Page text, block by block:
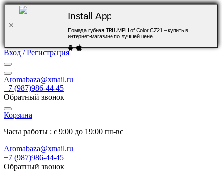
Install App
Помада губная TRIUMPH of Color CZ21 – купить в
интернет-магазине по лучшей цене
Вход / Регистрация
Aromabaza@xmail.ru
+7 (987)986-44-45
Обратный звонок
Корзина
Часы работы : с 9:00 до 19:00 пн-вс
Aromabaza@xmail.ru
+7 (987)986-44-45
Обратный звонок